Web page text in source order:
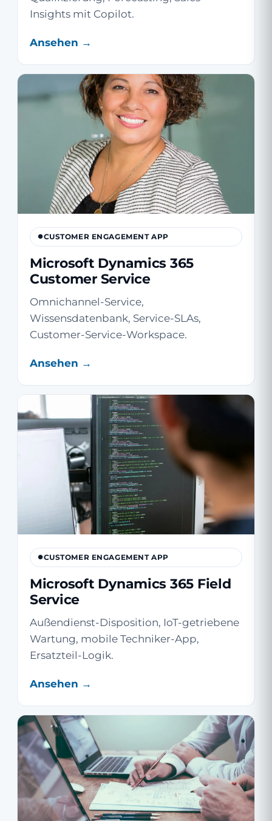
Insights mit Copilot.
Ansehen →
CUSTOMER ENGAGEMENT APP
Microsoft Dynamics 365
Customer Service
Omnichannel-Service,
Wissensdatenbank, Service-SLAs,
Customer-Service-Workspace.
Ansehen →
CUSTOMER ENGAGEMENT APP
Microsoft Dynamics 365 Field
Service
Außendienst-Disposition, IoT-getriebene
Wartung, mobile Techniker-App,
Ersatzteil-Logik.
Ansehen →